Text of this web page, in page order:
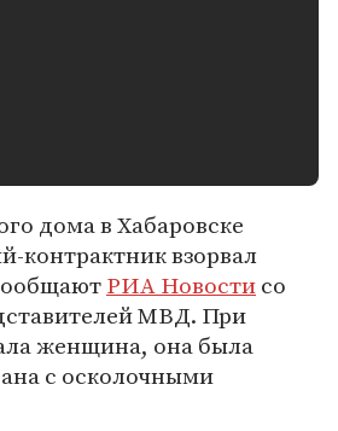
дома в Хабаровске
контрактник взорвал
РИА Новостисо
МВД. При
женщина, она была
с осколочными